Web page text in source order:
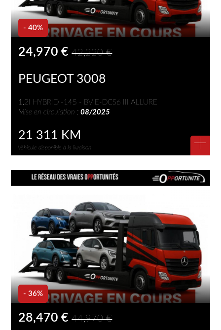
- 40%
24,970 € 42,220 €
PEUGEOT 3008
1.2I HYBRID -145 - BV E-DCS6 III ALLURE
Mise en circulation :08/2025
21 311 KM
Véhicule disponible à la livraison +
- 36%
28,470 € 44,970 €